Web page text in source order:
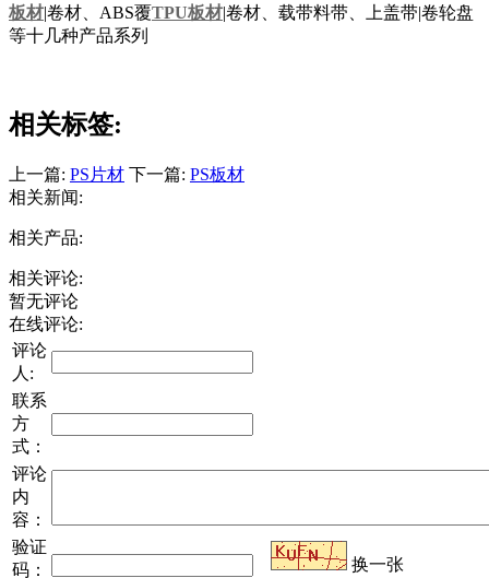
板材|卷材、ABS覆TPU板材|卷材、载带料带、上盖带|卷轮盘
等十几种产品系列
相关标签:
上一篇: PS片材 下一篇: PS板材
相关新闻:
相关产品:
相关评论:
暂无评论
在线评论:
评论
人:
联系
方
式：
评论
内
容：
验证
码：
换一张